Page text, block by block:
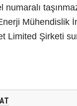
numaralı
Mühendislik
Limited Şirketi